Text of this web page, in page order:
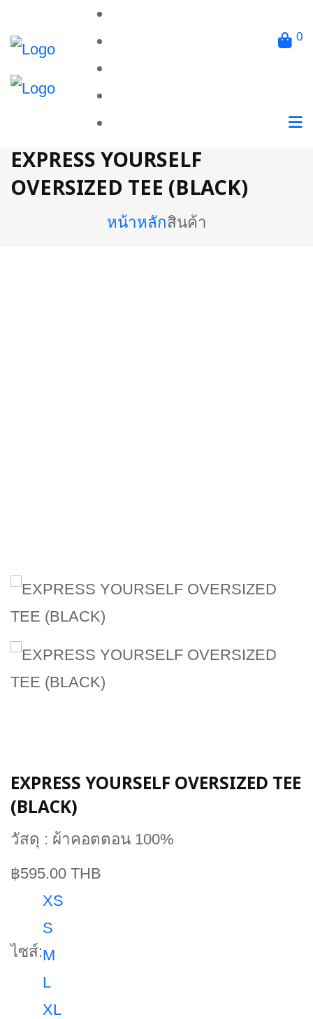
0
EXPRESS YOURSELF
OVERSIZED TEE (BLACK)
หน้าหลักสินค้า
EXPRESS YOURSELF OVERSIZED TEE
(BLACK)
วัสดุ : ผ้าคอตตอน 100%
฿595.00 THB
ไซส์:
XS
S
M
L
XL